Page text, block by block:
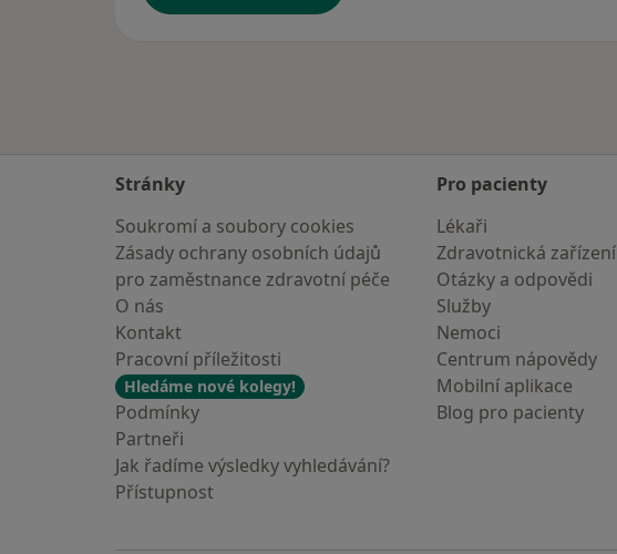
Stránky
Soukromí a soubory cookies
Zásady ochrany osobních údajů
pro zaměstnance zdravotní péče
O nás
Kontakt
Pracovní příležitosti
Hledáme nové kolegy!
Podmínky
Partneři
Jak řadíme výsledky vyhledávání?
Přístupnost
Pro pacienty
Lékaři
Zdravotnická zařízení
Otázky a odpovědi
Služby
Nemoci
Centrum nápovědy
Mobilní aplikace
Blog pro pacienty